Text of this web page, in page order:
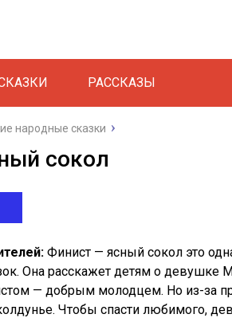
РАССКАЗЫ
народные сказки
сокол
Финист — ясный сокол это
Она расскажет детям о девушке
— добрым молодцем. Но из-за
Чтобы спасти любимого,